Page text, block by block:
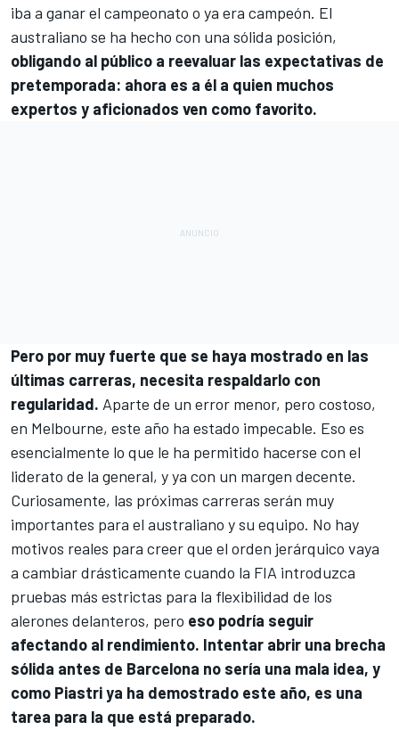
iba a ganar el campeonato o ya era campeón. El
australiano se ha hecho con una sólida posición,
obligando al público a reevaluar las expectativas de
pretemporada: ahora es a él a quien muchos
expertos y aficionados ven como favorito.
Pero por muy fuerte que se haya mostrado en las
últimas carreras, necesita respaldarlo con
regularidad. Aparte de un error menor, pero costoso,
en Melbourne, este año ha estado impecable. Eso es
esencialmente lo que le ha permitido hacerse con el
liderato de la general, y ya con un margen decente.
Curiosamente, las próximas carreras serán muy
importantes para el australiano y su equipo. No hay
motivos reales para creer que el orden jerárquico vaya
a cambiar drásticamente cuando la FIA introduzca
pruebas más estrictas para la flexibilidad de los
alerones delanteros, pero eso podría seguir
afectando al rendimiento. Intentar abrir una brecha
sólida antes de Barcelona no sería una mala idea, y
como Piastri ya ha demostrado este año, es una
tarea para la que está preparado.